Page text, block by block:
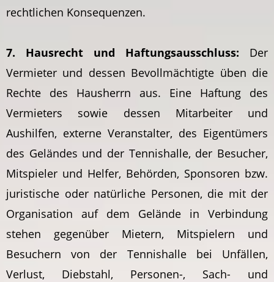
rechtlichen Konsequenzen.
7. Hausrecht und Haftungsausschluss: Der
Vermieter und dessen Bevollmächtigte üben die
Rechte des Hausherrn aus. Eine Haftung des
Vermieters sowie dessen Mitarbeiter und
Aushilfen, externe Veranstalter, des Eigentümers
des Geländes und der Tennishalle, der Besucher,
Mitspieler und Helfer, Behörden, Sponsoren bzw.
juristische oder natürliche Personen, die mit der
Organisation auf dem Gelände in Verbindung
stehen gegenüber Mietern, Mitspielern und
Besuchern von der Tennishalle bei Unfällen,
Verlust, Diebstahl, Personen-, Sach- und